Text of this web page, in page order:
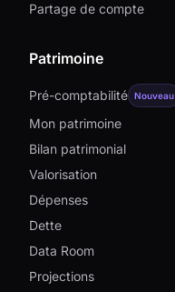
Partage de compte
Patrimoine
Pré-comptabilité Nouveau
Mon patrimoine
Bilan patrimonial
Valorisation
Dépenses
Dette
Data Room
Projections